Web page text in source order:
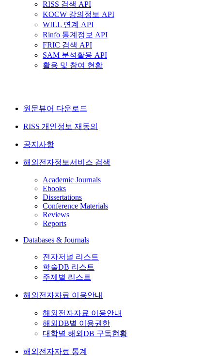
RISS 검색 API
KOCW 강의정보 API
WILL 연계 API
Rinfo 통계정보 API
FRIC 검색 API
SAM 분석활용 API
활용 및 참여 현황
원문뷰어 다운로드
RISS 개인정보 재동의
공지사항
해외전자정보서비스 검색
Academic Journals
Ebooks
Dissertations
Conference Materials
Reviews
Reports
Databases & Journals
전자저널 리스트
학술DB 리스트
주제별 리스트
해외전자자료 이용안내
해외전자자료 이용안내
해외DB별 이용권한
대학별 해외DB 구독현황
해외전자자료 통계